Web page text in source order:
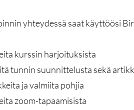
yhteydessä saat käyttöösi
kurssin harjoituksista
tunnin suunnittelusta sekä
ja valmiita pohjia
zoom-tapaamisista